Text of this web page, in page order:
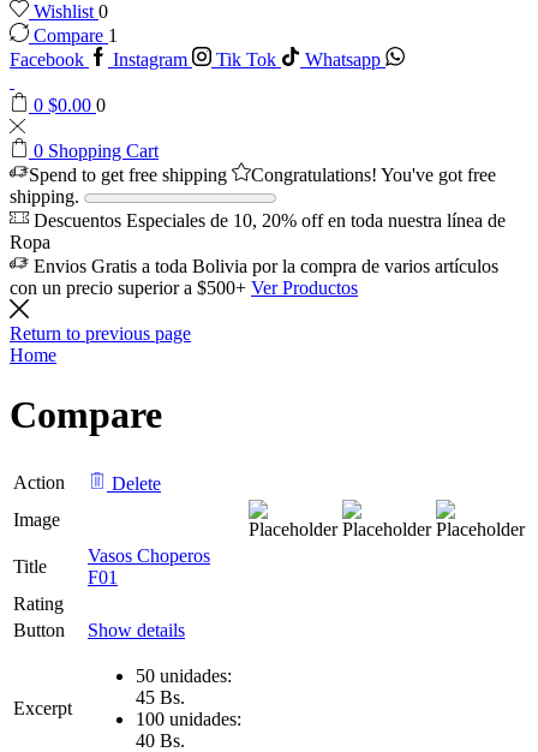
Wishlist 0
Compare 1
Facebook
Instagram Tik Tok Whatsapp
0 $0.00 0
0 Shopping Cart
Spend to get free shipping
Congratulations! You've got free
shipping.
Descuentos Especiales de 10, 20% off en toda nuestra línea de
Ropa
Envios Gratis a toda Bolivia por la compra de varios artículos
con un precio superior a $500+ Ver Productos
Return to previous page
Home
Compare
Action
Delete
Image
Title
Vasos Choperos
F01
Rating
Button
Show details
Excerpt
50 unidades:
45 Bs.
100 unidades:
40 Bs.